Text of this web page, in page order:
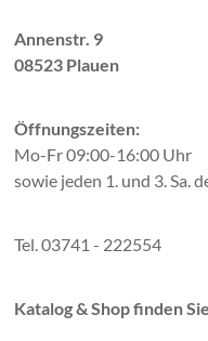
Annenstr. 9
08523 Plauen
Öffnungszeiten:
Mo-Fr 09:00-16:00 Uhr
sowie jeden 1. und 3. Sa.
Tel. 03741 - 222554
Katalog & Shop finden